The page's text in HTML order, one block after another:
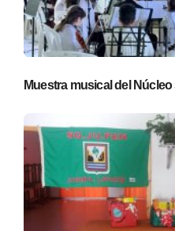
Muestra musical del